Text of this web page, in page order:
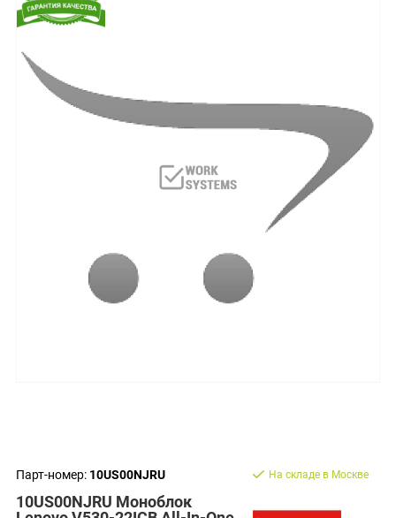
Парт-номер: 10US00NJRU
10US00NJRU Моноблок
На складе в Москве